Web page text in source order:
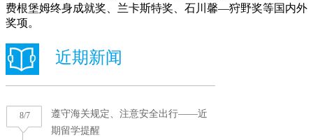
费根堡姆终身成就奖、兰卡斯特奖、石川馨—狩野奖等国内外
奖项。